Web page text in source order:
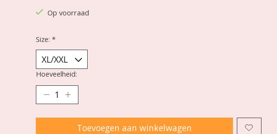
Op voorraad
Size: *
Hoeveelheid:
Toevoegen aan winkelwagen